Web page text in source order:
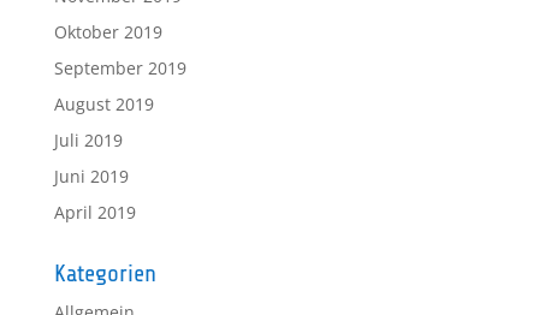
Oktober 2019
September 2019
August 2019
Juli 2019
Juni 2019
April 2019
Kategorien